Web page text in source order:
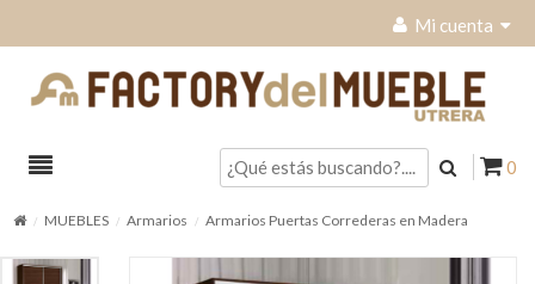
Mi cuenta
0
MUEBLES Armarios Armarios Puertas Correderas en Madera